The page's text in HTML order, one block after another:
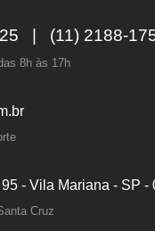
| (11) 2188-
8h às 17h
- Vila Mariana - SP -
Cruz